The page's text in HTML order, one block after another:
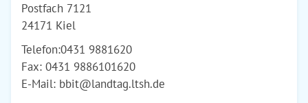
Postfach 7121
24171 Kiel
Telefon:0431 9881620
Fax: 0431 9886101620
E-Mail: bbit@landtag.ltsh.de